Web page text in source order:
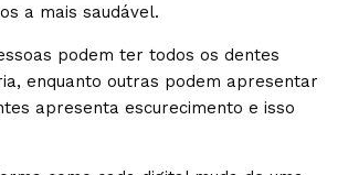
a mais saudável.
podem ter todos os dentes
enquanto outras podem apresentar
apresenta escurecimento e isso